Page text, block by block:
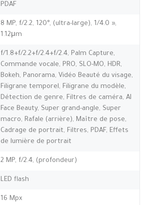
PDAF
8 MP, f/2.2, 120°, (ultra-large), 1/4.0 »,
1.12μm
f/1.8+f/2.2+f/2.4+f/2.4, Palm Capture,
Commande vocale, PRO, SLO-MO, HDR,
Bokeh, Panorama, Vidéo Beauté du visage,
Filigrane temporel, Filigrane du modèle,
Détection de genre, Filtres de caméra, AI
Face Beauty, Super grand-angle, Super
macro, Rafale (arrière), Maître de pose,
Cadrage de portrait, Filtres, PDAF, Effets
de lumière de portrait
2 MP, f/2.4, (profondeur)
LED flash
16 Mpx